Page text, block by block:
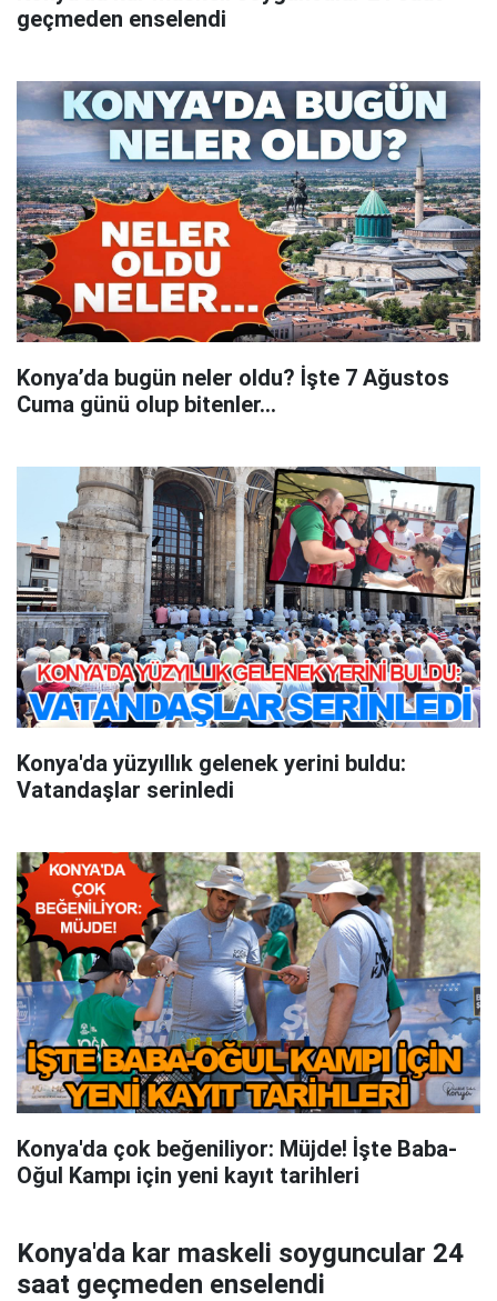
geçmeden enselendi
Konya’da bugün neler oldu? İşte 7 Ağustos
Cuma günü olup bitenler…
Konya'da yüzyıllık gelenek yerini buldu:
Vatandaşlar serinledi
Konya'da çok beğeniliyor: Müjde! İşte Baba-
Oğul Kampı için yeni kayıt tarihleri
Konya'da kar maskeli soyguncular 24
saat geçmeden enselendi